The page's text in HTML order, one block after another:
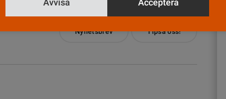
Nyhetsbrev Tipsa oss!